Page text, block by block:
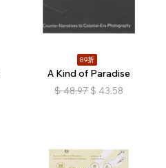
89折
A Kind of Paradise
$ 48.97 $ 43.58